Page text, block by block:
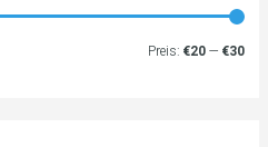
Preis: €20— €30